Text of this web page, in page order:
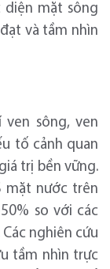
mặt sông
và tầm nhìn
sông, ven
tố cảnh quan
trị bền vững.
mặt nước trên
so với các
nghiên cứu
tầm nhìn trực